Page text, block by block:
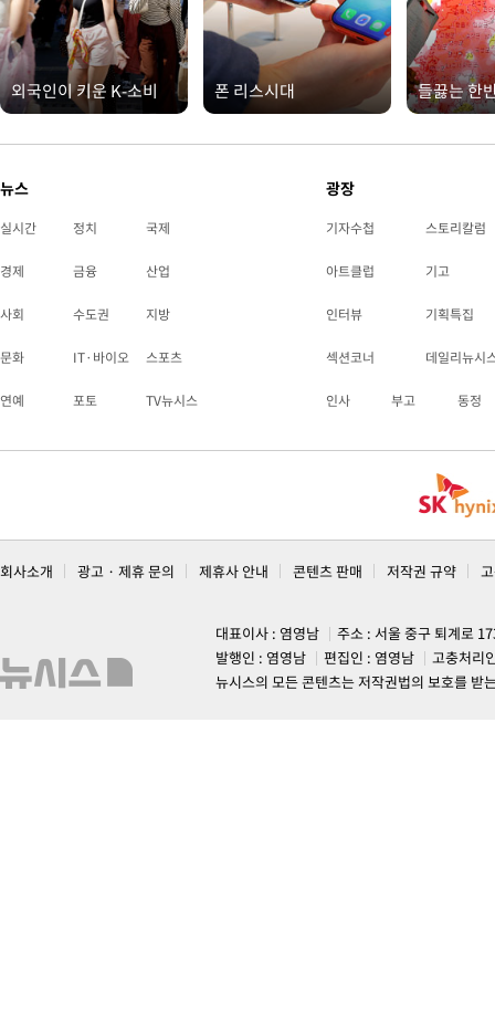
외국인이 키운 K-소비 폰 리스시대 들끓는 한
뉴스
실시간 정치 국제
경제 금융 산업
사회 수도권 지방
문화 IT·바이오 스포츠
연예 포토 TV뉴시스
광장
기자수첩 스토리칼럼
아트클럽 기고
인터뷰 기획특집
섹션코너 데일리뉴시
인사 부고 동정
회사소개 광고 · 제휴 문의 제휴사 안내 콘텐츠 판매 저작권 규약
대표이사 : 염영남
주소 : 서울 중구 퇴계로
발행인 : 염영남
편집인 : 염영남
고충처리
뉴시스의 모든 콘텐츠는 저작권법의 보호를